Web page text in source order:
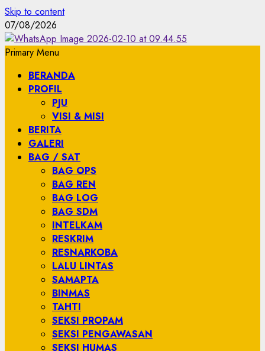
Skip to content
07/08/2026
Primary Menu
BERANDA
PROFIL
PJU
VISI & MISI
BERITA
GALERI
BAG / SAT
BAG OPS
BAG REN
BAG LOG
BAG SDM
INTELKAM
RESKRIM
RESNARKOBA
LALU LINTAS
SAMAPTA
BINMAS
TAHTI
SEKSI PROPAM
SEKSI PENGAWASAN
SEKSI HUMAS